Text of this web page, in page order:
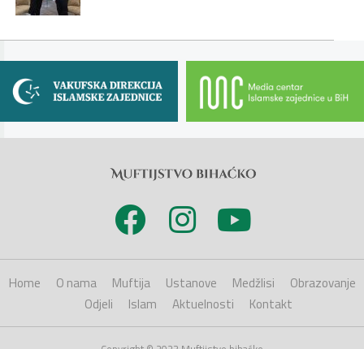
Home O nama Muftija Ustanove Medžlisi
Obrazovanje
Odjeli
Islam Aktuelnosti Kontakt